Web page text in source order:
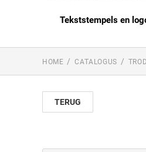
Tekststempels en
HOME CATALOGUS
TERUG